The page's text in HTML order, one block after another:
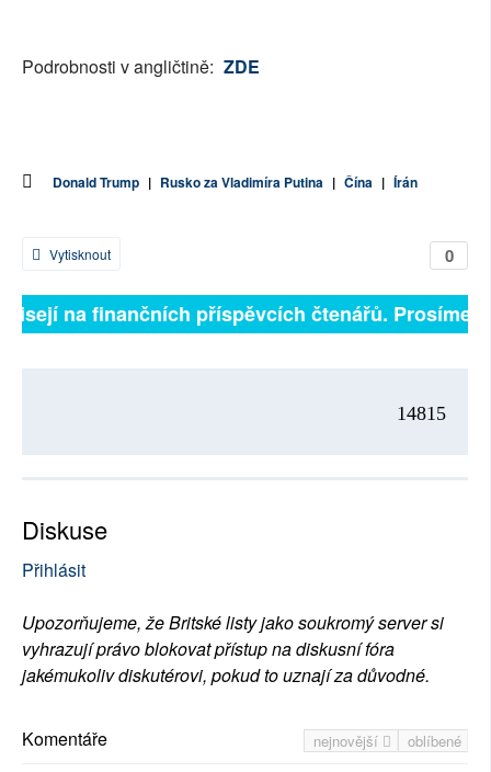
Podrobnosti v angličtině: ZDE
Donald Trump | Rusko za Vladimíra Putina | Čína | Írán
0
Vytisknout
na finančních příspěvcích čtenářů. Prosíme,
14815
Diskuse
Přihlásit
Upozorňujeme, že Britské listy jako soukromý server si
vyhrazují právo blokovat přístup na diskusní fóra
jakémukoliv diskutérovi, pokud to uznají za důvodné.
nejnovější oblíbené
Komentáře